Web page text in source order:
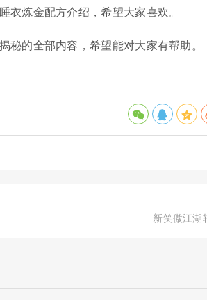
炼金配方介绍，希望大家喜欢。
的全部内容，希望能对大家有帮助。
新笑傲江湖